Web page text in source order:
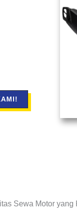
Sewa Motor yang